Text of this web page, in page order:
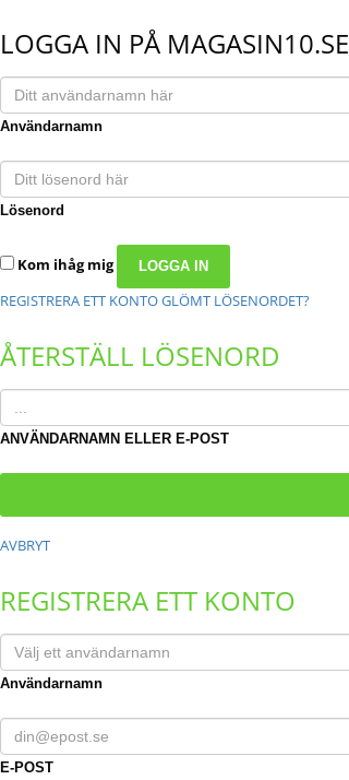
LOGGA IN PÅ MAGASIN10.SE
Användarnamn
Lösenord
Kom ihåg mig
REGISTRERA ETT KONTOGLÖMT LÖSENORDET?
ÅTERSTÄLL LÖSENORD
ANVÄNDARNAMN ELLER E-POST
AVBRYT
REGISTRERA ETT KONTO
Användarnamn
E-POST